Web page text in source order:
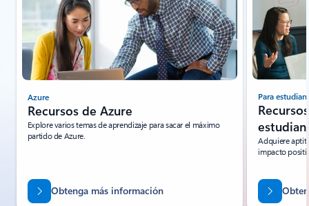
Azure
Recursos de Azure
Explore varios temas de aprendizaje para sacar el máximo
partido de Azure.
Obtenga más información
Para
Adquiere
impacto